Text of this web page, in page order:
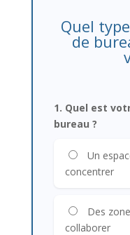
Quel
de
1. Quel est
bureau ?
Un
concentrer
Des
collaborer